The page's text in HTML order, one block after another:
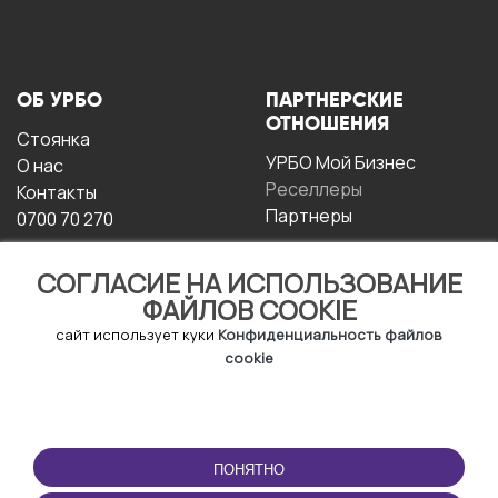
СОГЛАСИЕ НА ИСПОЛЬЗОВАНИЕ
ФАЙЛОВ COOKIE
сайт использует куки Конфиденциальность файлов
cookie
ПОНЯТНО
ОБ УРБО
Стоянка
О нас
Контакты
0700 70 270
ПАРТНЕРСКИЕ
ОТНОШЕНИЯ
УРБО Мой Бизнес
Реселлеры
Партнеры
ЭКСПЛУАТАЦИИ
Условия и положения
ПРИЛОЖЕНИЕ